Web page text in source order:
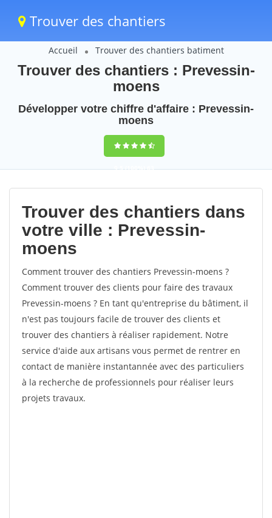
Trouver des chantiers
Accueil Trouver des chantiers batiment
Trouver des chantiers : Prevessin-
moens
Développer votre chiffre d'affaire : Prevessin-
moens
9,5(100%)63
votes
Trouver des chantiers dans
votre ville : Prevessin-
moens
Comment trouver des chantiers Prevessin-moens ?
Comment trouver des clients pour faire des travaux
Prevessin-moens ? En tant qu'entreprise du bâtiment, il
n'est pas toujours facile de trouver des clients et
trouver des chantiers à réaliser rapidement. Notre
service d'aide aux artisans vous permet de rentrer en
contact de manière instantannée avec des particuliers
à la recherche de professionnels pour réaliser leurs
projets travaux.